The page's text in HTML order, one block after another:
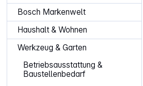
Bosch Markenwelt
Haushalt & Wohnen
Werkzeug & Garten
Betriebsausstattung &
Baustellenbedarf